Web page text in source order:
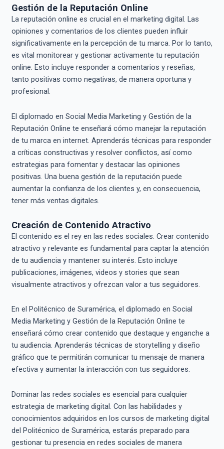
Gestión de la Reputación Online
La reputación online es crucial en el marketing digital. Las
opiniones y comentarios de los clientes pueden influir
significativamente en la percepción de tu marca. Por lo tanto,
es vital monitorear y gestionar activamente tu reputación
online. Esto incluye responder a comentarios y reseñas,
tanto positivas como negativas, de manera oportuna y
profesional.
El diplomado en Social Media Marketing y Gestión de la
Reputación Online te enseñará cómo manejar la reputación
de tu marca en internet. Aprenderás técnicas para responder
a críticas constructivas y resolver conflictos, así como
estrategias para fomentar y destacar las opiniones
positivas. Una buena gestión de la reputación puede
aumentar la confianza de los clientes y, en consecuencia,
tener más ventas digitales.
Creación de Contenido Atractivo
El contenido es el rey en las redes sociales. Crear contenido
atractivo y relevante es fundamental para captar la atención
de tu audiencia y mantener su interés. Esto incluye
publicaciones, imágenes, videos y stories que sean
visualmente atractivos y ofrezcan valor a tus seguidores.
En el Politécnico de Suramérica, el diplomado en Social
Media Marketing y Gestión de la Reputación Online te
enseñará cómo crear contenido que destaque y enganche a
tu audiencia. Aprenderás técnicas de storytelling y diseño
gráfico que te permitirán comunicar tu mensaje de manera
efectiva y aumentar la interacción con tus seguidores.
Dominar las redes sociales es esencial para cualquier
estrategia de marketing digital. Con las habilidades y
conocimientos adquiridos en los cursos de marketing digital
del Politécnico de Suramérica, estarás preparado para
gestionar tu presencia en redes sociales de manera